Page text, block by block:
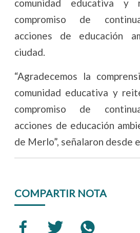
comunidad educativa y
compromiso de
acciones de educación
ciudad.
“Agradecemos la
comunidad educativa y
compromiso de
acciones de educación
de Merlo”, señalaron desde
COMPARTIR NOTA